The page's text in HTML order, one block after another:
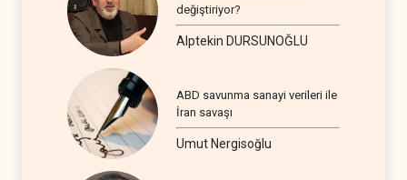
değiştiriyor?
Alptekin DURSUNOĞLU
ABD savunma sanayi verileri ile
İran savaşı
Umut Nergisoğlu